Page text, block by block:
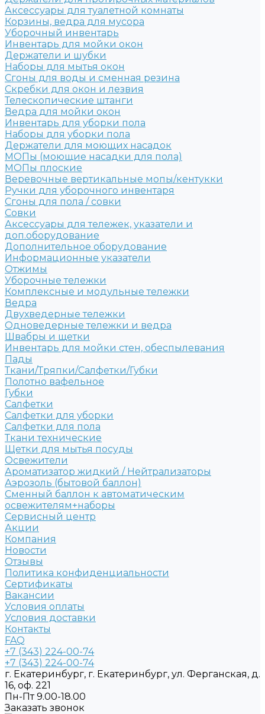
Аксессуары для туалетной комнаты
Корзины, ведра для мусора
Уборочный инвентарь
Инвентарь для мойки окон
Держатели и шубки
Наборы для мытья окон
Сгоны для воды и сменная резина
Скребки для окон и лезвия
Телескопические штанги
Ведра для мойки окон
Инвентарь для уборки пола
Наборы для уборки пола
Держатели для моющих насадок
МОПы (моющие насадки для пола)
МОПы плоские
Веревочные вертикальные мопы/кентукки
Ручки для уборочного инвентаря
Сгоны для пола / совки
Совки
Аксессуары для тележек, указатели и
доп.оборудование
Дополнительное оборудование
Информационные указатели
Отжимы
Уборочные тележки
Комплексные и модульные тележки
Ведра
Двухведерные тележки
Одноведерные тележки и ведра
Швабры и щетки
Инвентарь для мойки стен, обеспылевания
Пады
Ткани/Тряпки/Салфетки/Губки
Полотно вафельное
Губки
Салфетки
Салфетки для уборки
Салфетки для пола
Ткани технические
Щетки для мытья посуды
Освежители
Ароматизатор жидкий / Нейтрализаторы
Аэрозоль (бытовой баллон)
Сменный баллон к автоматическим
освежителям+наборы
Сервисный центр
Акции
Компания
Новости
Отзывы
Политика конфиденциальности
Сертификаты
Вакансии
Условия оплаты
Условия доставки
Контакты
FAQ
+7 (343) 224-00-74
+7 (343) 224-00-74
г. Екатеринбург, г. Екатеринбург, ул. Ферганская, д.
16, оф. 221
Пн-Пт 9.00-18.00
Заказать звонок